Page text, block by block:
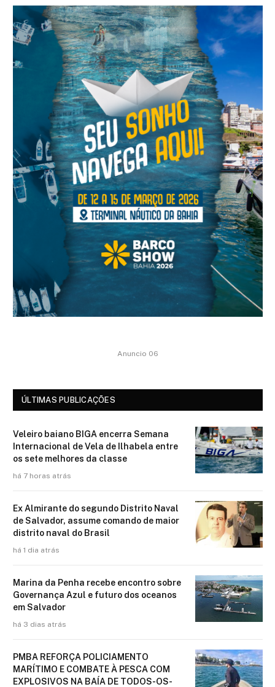
Anuncio 06
ÚLTIMAS PUBLICAÇÕES
Veleiro baiano BIGA encerra Semana
Internacional de Vela de Ilhabela entre
os sete melhores da classe
há 7 horas atrás
Ex Almirante do segundo Distrito Naval
de Salvador, assume comando de maior
distrito naval do Brasil
há 1 dia atrás
Marina da Penha recebe encontro sobre
Governança Azul e futuro dos oceanos
em Salvador
há 3 dias atrás
PMBA REFORÇA POLICIAMENTO
MARÍTIMO E COMBATE À PESCA COM
EXPLOSIVOS NA BAÍA DE TODOS-OS-